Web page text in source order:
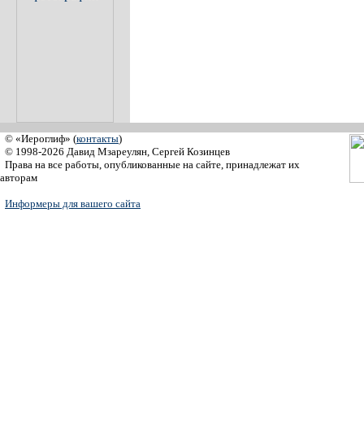
© «Иероглиф» (контакты)
© 1998-2026 Давид Мзареулян, Сергей Козинцев
Права на все работы, опубликованные на сайте, принадлежат их
авторам
Информеры для вашего сайта